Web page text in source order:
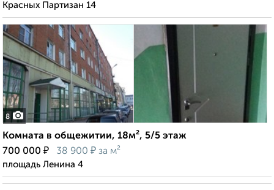
Красных Партизан 14
8
Комната в общежитии, 18м², 5/5 этаж
700 000 ₽ 38 900 ₽ за м²
площадь Ленина 4